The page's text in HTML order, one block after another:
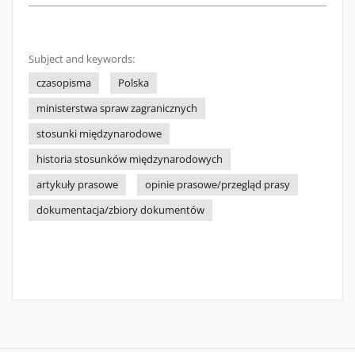
Subject and keywords:
czasopisma
Polska
ministerstwa spraw zagranicznych
stosunki międzynarodowe
historia stosunków międzynarodowych
artykuły prasowe
opinie prasowe/przegląd prasy
dokumentacja/zbiory dokumentów